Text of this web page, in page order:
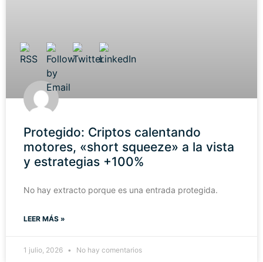
Protegido: Criptos calentando
motores, «short squeeze» a la vista
y estrategias +100%
No hay extracto porque es una entrada protegida.
LEER MÁS »
1 julio, 2026 No hay comentarios